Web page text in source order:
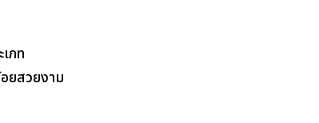
ภท
ยสวยงาม